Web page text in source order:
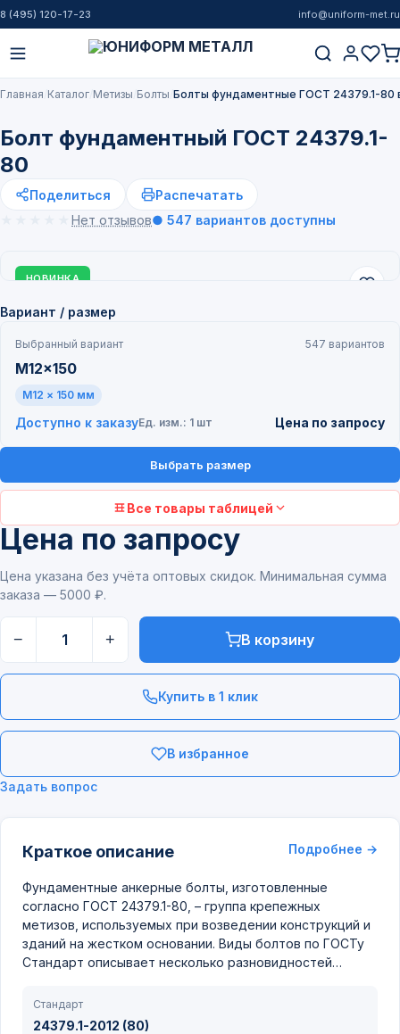
8 (495) 120-17-23 info@uniform-met.ru
Главная Каталог Метизы Болты Болты фундаментные ГОСТ 24379.1-80
Болт фундаментный ГОСТ 24379.1-
80
Поделиться
Распечатать
Нет отзывов● 547 вариантов доступны
НОВИНКА
Краткое описание Подробнее →
Фундаментные анкерные болты, изготовленные
согласно ГОСТ 24379.1-80, – группа крепежных
метизов, используемых при возведении конструкций и
зданий на жестком основании. Виды болтов по ГОСТу
Стандарт описывает несколько разновидностей…
Стандарт
24379.1-2012 (80)
Вариант / размер
Выбранный вариант 547 вариантов
M12x150
M12 × 150 мм
Доступно к заказуЕд. изм.: 1 шт Цена по запросу
Выбрать размер
Все товары таблицей
Цена по запросу
Цена указана без учёта оптовых скидок. Минимальная сумма
заказа — 5000 ₽.
− + В корзину
Купить в 1 клик
В избранное
Задать вопрос